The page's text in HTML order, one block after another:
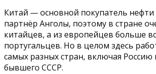
Китай — основной покупатель нефти
партнёр Анголы, поэтому в стране
китайцев, а из европейцев больше
португальцев. Но в целом здесь
самых разных стран, включая Россию
бывшего СССР.